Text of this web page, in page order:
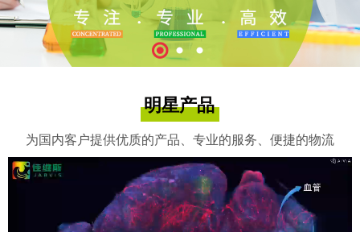
明星产品
为国内客户提供优质的产品、专业的服务、便捷的物流